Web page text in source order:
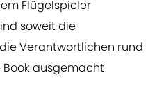
Flügelspieler
soweit die
Verantwortlichen rund
Book ausgemacht